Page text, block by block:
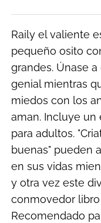
Raily el valiente
pequeño osito
grandes. Únase
genial mientras
miedos con los
aman. Incluye
para adultos.
buenas" pueden
en sus vidas
y otra vez este
conmovedor libro
Recomendado